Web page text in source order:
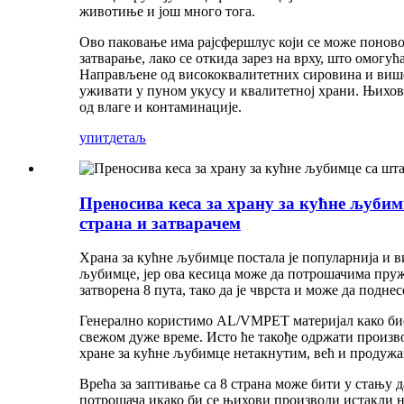
животиње и још много тога.
Ово паковање има рајсфершлус који се може
затварање, лако се откида зарез на врху, што
Направљене од висококвалитетних сировина и
уживати у пуном укусу и квалитетној храни. Њихов
од влаге и контаминације.
упитдетаљ
Преносива кеса за храну за кућне
страна и затварачем
Храна за кућне љубимце постала је популарнија и
љубимце, јер ова кесица може да потрошачима
затворена 8 пута, тако да је чврста и може да
Генерално користимо AL/VMPET материјал како
свежом дуже време. Исто ће такође одржати
хране за кућне љубимце нетакнутим, већ и
Врећа за заптивање са 8 страна може бити у стању
потрошача икако би се њихови производи